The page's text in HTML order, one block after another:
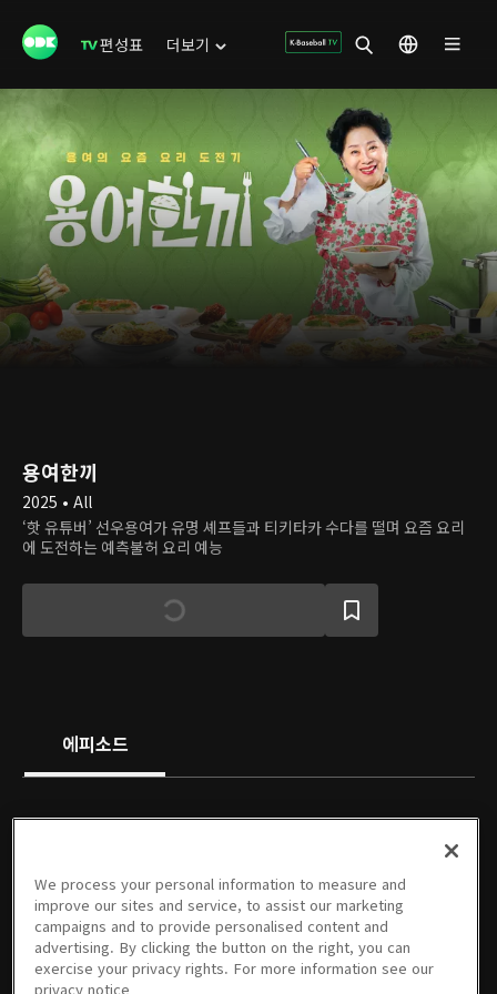
편성표 더보기
용여한끼
2025 • All
‘핫 유튜버’ 선우용여가 유명 셰프들과 티키타카 수다를 떨며 요즘 요리
에 도전하는 예측불허 요리 예능
에피소드
01회
11/27/2025 • 1시간 18분
02회
12/04/2025 • 1시간 2분
3회
12/16/2025 • 1시간 6분
4회
12/23/2025 • 1시간 14분
5회
12/30/2025 • 1시간 4분
We process your personal information to measure and
improve our sites and service, to assist our marketing
campaigns and to provide personalised content and
advertising. By clicking the button on the right, you can
exercise your privacy rights. For more information see our
privacy notice